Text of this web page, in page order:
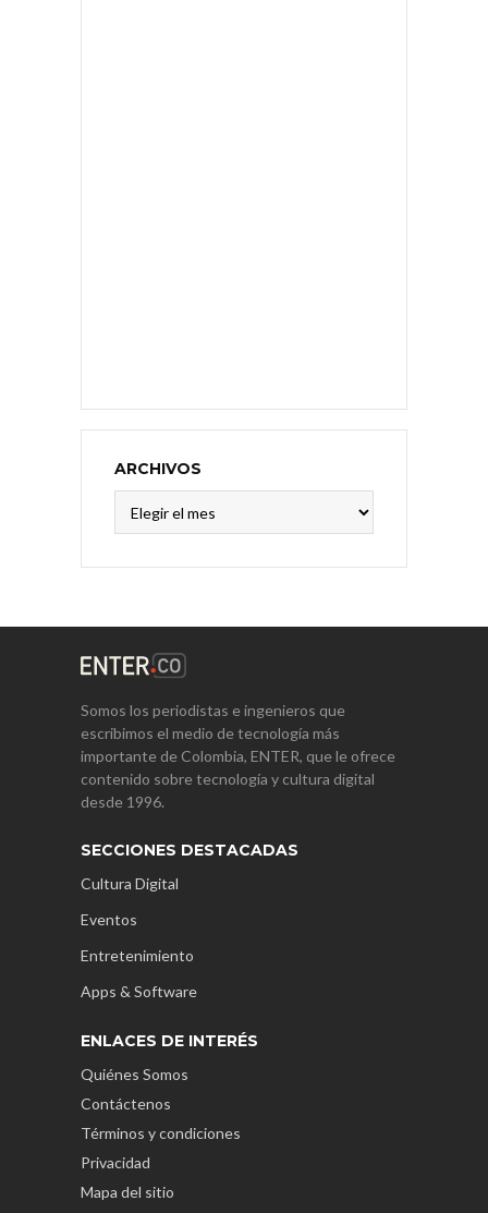
ARCHIVOS
Somos los periodistas e ingenieros que
escribimos el medio de tecnología más
importante de Colombia, ENTER, que le ofrece
contenido sobre tecnología y cultura digital
desde 1996.
SECCIONES DESTACADAS
Cultura Digital
Eventos
Entretenimiento
Apps & Software
ENLACES DE INTERÉS
Quiénes Somos
Contáctenos
Términos y condiciones
Privacidad
Mapa del sitio